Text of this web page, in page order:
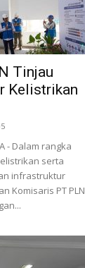
Tinjau
Kelistrikan
- Dalam rangka
serta
infrastruktur
Komisaris PT PLN